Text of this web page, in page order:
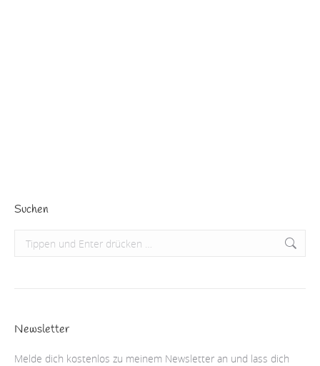
Suchen
Search:
Newsletter
Melde dich kostenlos zu meinem Newsletter an und lass dich